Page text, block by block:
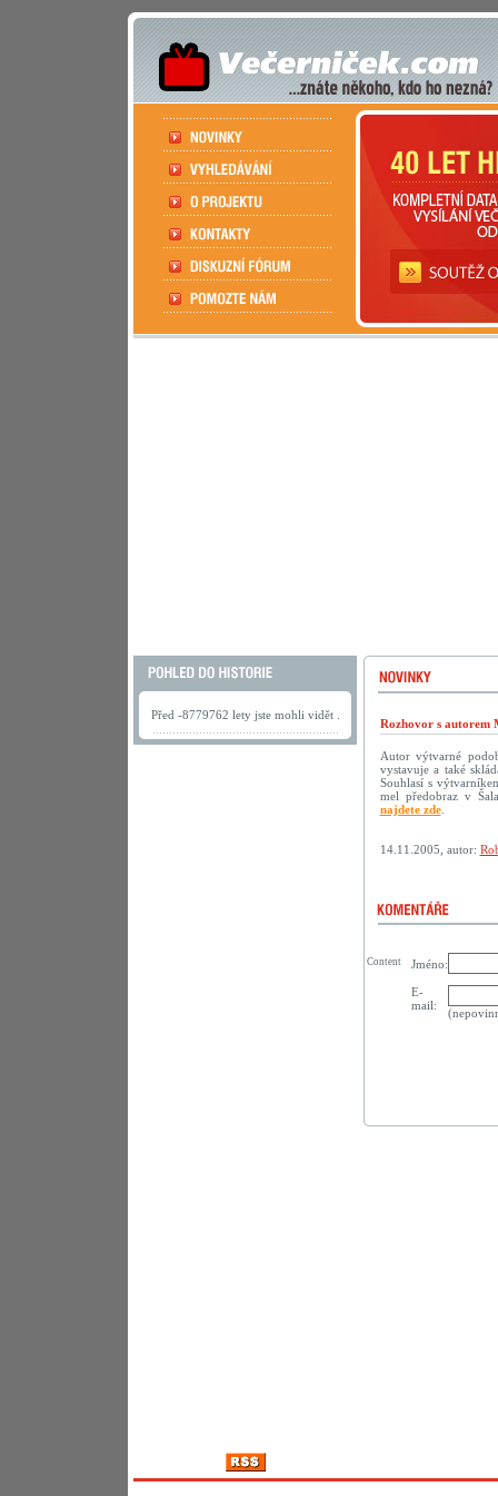
Před -8779762 lety jste mohli vidět .
Rozhovor s autorem
Autor výtvarné
vystavuje a také
Souhlasí s
mel předobraz v
najdete zde.
14.11.2005, autor:
Jméno:
E-
mail:
Content